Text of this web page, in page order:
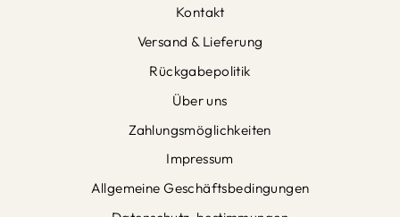
Kontakt
Versand & Lieferung
Rückgabepolitik
Über uns
Zahlungsmöglichkeiten
Impressum
Allgemeine Geschäftsbedingungen